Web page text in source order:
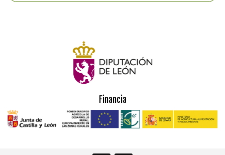
Financia